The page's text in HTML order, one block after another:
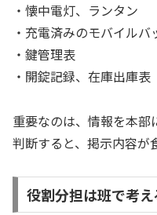
・懐中電灯、ランタン
・充電済みのモバイルバ
・鍵管理表
・開錠記録、在庫出庫表
重要なのは、情報を本部
判断すると、掲示内容が
役割分担は班で考え